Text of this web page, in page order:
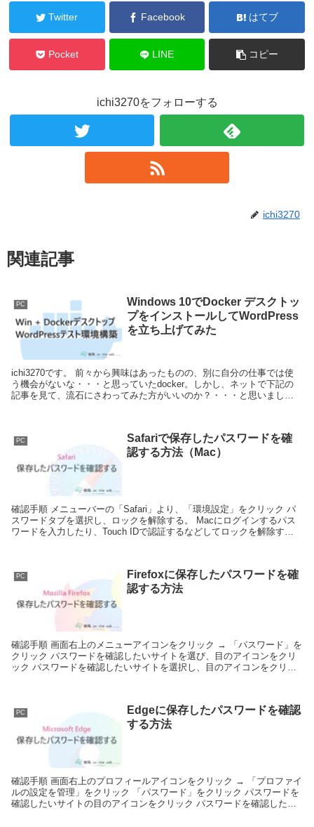
Twitter Facebook はてブ
Pocket LINE コピー
ichi3270をフォローする
ichi3270
関連記事
PC
Windows 10でDocker デスクトッ
プをインストールしてWordPress
を立ち上げてみた
ichi3270です。 前々から興味はあったものの、別に自分の仕事では使
う機会がないな・・・と思っていたdocker。しかし、ネットで下記の
記事を見て、流石にさわってみた方がいいのか？・・・と思いまし
PC
Safariで保存したパスワードを確
認する方法（Mac）
確認手順 メニューバーの「Safari」より、「環境設定」をクリック パ
スワードタブを選択し、ロックを解除する。 Macにログインするパス
ワードを入力したり、Touch IDで認証するなどしてロックを解除す
PC
Firefoxに保存したパスワードを確
認する方法
確認手順 画面右上のメニューアイコンをクリック → 「パスワード」を
クリック パスワードを確認したいサイトを選び、目のアイコンをクリ
ック パスワードを確認したいサイトを選択し、目のアイコンをクリッ
PC
Edgeに保存したパスワードを確認
する方法
確認手順 画面右上のプロフィールアイコンをクリック → 「プロファイ
ルの設定を管理」をクリック 「パスワード」をクリック パスワードを
確認したいサイトの目のアイコンをクリック パスワードを確認した